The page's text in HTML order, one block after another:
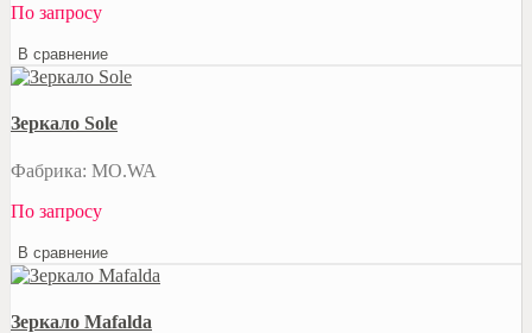
По запросу
В сравнение
Зеркало Sole
Фабрика: MO.WA
По запросу
В сравнение
Зеркало Mafalda